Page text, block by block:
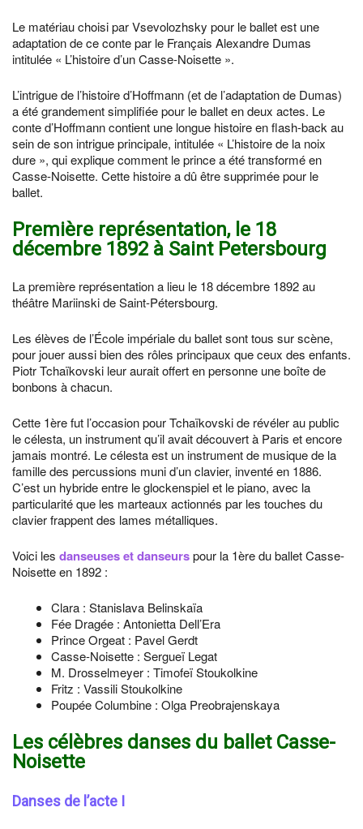
Le matériau choisi par Vsevolozhsky pour le ballet est une
adaptation de ce conte par le Français Alexandre Dumas
intitulée « L’histoire d’un Casse-Noisette ».
L’intrigue de l’histoire d’Hoffmann (et de l’adaptation de Dumas)
a été grandement simplifiée pour le ballet en deux actes. Le
conte d’Hoffmann contient une longue histoire en flash-back au
sein de son intrigue principale, intitulée « L’histoire de la noix
dure », qui explique comment le prince a été transformé en
Casse-Noisette. Cette histoire a dû être supprimée pour le
ballet.
Première représentation, le 18
décembre 1892 à Saint Petersbourg
La première représentation a lieu le 18 décembre 1892 au
théâtre Mariinski de Saint-Pétersbourg.
Les élèves de l’École impériale du ballet sont tous sur scène,
pour jouer aussi bien des rôles principaux que ceux des enfants.
Piotr Tchaïkovski leur aurait offert en personne une boîte de
bonbons à chacun.
Cette 1ère fut l’occasion pour Tchaïkovski de révéler au public
le célesta, un instrument qu’il avait découvert à Paris et encore
jamais montré. Le célesta est un instrument de musique de la
famille des percussions muni d’un clavier, inventé en 1886.
C’est un hybride entre le glockenspiel et le piano, avec la
particularité que les marteaux actionnés par les touches du
clavier frappent des lames métalliques.
Voici les danseuses et danseurspour la 1ère du ballet Casse-
Noisette en 1892 :
Clara : Stanislava Belinskaïa
Fée Dragée : Antonietta Dell’Era
Prince Orgeat : Pavel Gerdt
Casse-Noisette : Sergueï Legat
M. Drosselmeyer : Timofeï Stoukolkine
Fritz : Vassili Stoukolkine
Poupée Columbine : Olga Preobrajenskaya
Les célèbres danses du ballet Casse-
Noisette
Danses de l’acte I